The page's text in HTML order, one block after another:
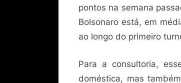
pontos na semana
Bolsonaro está, em
ao longo do primeiro
Para a consultoria,
doméstica, mas